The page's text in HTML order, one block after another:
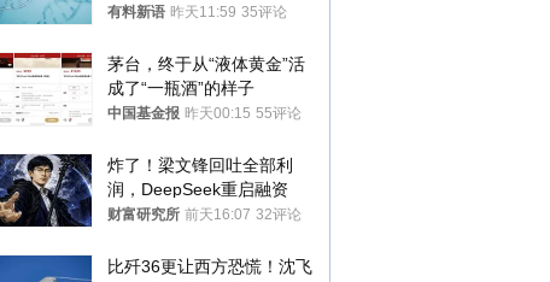
年才对外披露
有料新语 昨天11:59 35评论
茅台，终于从“液体黄金”活
成了“一瓶酒”的样子
中国基金报 昨天00:15 55评论
炸了！梁文锋回吐全部利
润，DeepSeek重启融资
财富研究所 前天16:07 32评论
比歼36更让西方恐慌！沈飞